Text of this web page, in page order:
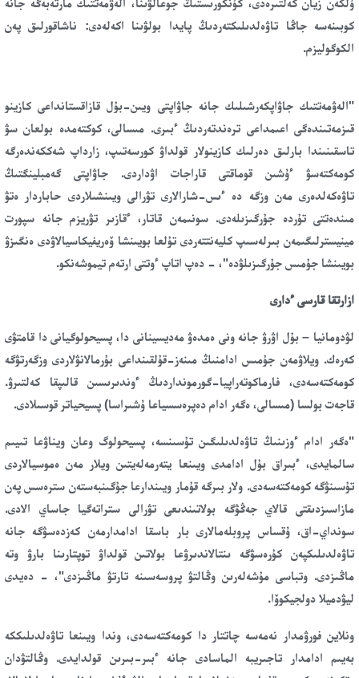
ۇلكەن زيان كەلتىرەدى، كۇنكورىستىڭ جوعالۋىنا، الەۋمەتتىك مارتەبەگە جانە
كوبىنەسە جاڭا تاۋەلدىلىكتەردىڭ پايدا بولۋىنا اكەلەدى: ناشاقورلىق پەن
الكوگوليزم.
"الەۋمەتتىك جاۋاپكەرشىلىك جانە جاۋاپتى ويىن-بۇل قازاقستانداعى كازينو
قىزمەتىندەگى اعىمداعى ترەندتەردىڭ ءبىرى. مىسالى، كوكتەمدە بولعان سۋ
تاسقىنىندا بارلىق دەرلىك كازينولار قولداۋ كورسەتىپ، زارداپ شەككەندەرگە
كومەكتەسۋ ءۇشىن قوماقتى قاراجات اۋداردى. جاۋاپتى گەمبلينگتىڭ
تاۋەكەلدەرى مەن وزگە دە ءىس-شارالارى تۋرالى ويىنشىلاردى حاباردار ەتۋ
مىندەتتى تۇردە جۇرگىزىلەدى. سونىمەن قاتار، ءقازىر تۋريزم جانە سپورت
مينيسترلىگىمەن بىرلەسىپ كليەنتتەردى تۇلعا بويىنشا ۆەريفيكاسيالاۋدى ەنگىزۋ
بويىنشا جۇمىس جۇرگىزىلۋدە"، - دەپ اتاپ ءوتتى ارتەم تيموشەنكو.
ازارتقا قارسى ءدارى
لۋدومانيا – بۇل اۋرۋ جانە ونى ەمدەۋ مەديسينانى دا، پسيحولوگيانى دا قامتۋى
كەرەك. ويلاۋمەن جۇمىس ادامنىڭ مىنەز-قۇلقىنداعى بۇرمالانۋلاردى وزگەرتۋگە
كومەكتەسەدى، فارماكوتەراپيا-گورمونداردىڭ ءوندىرىسىن قالىپقا كەلتىرۋ.
قاجەت بولسا (مىسالى، ەگەر ادام دەپرەسسياعا ۇشىراسا) پسيحياتر قوسىلادى.
"ەگەر ادام ءوزىنىڭ تاۋەلدىلىگىن تۇسىنسە، پسيحولوگ وعان ويناۋعا تىيىم
سالمايدى، ءبىراق بۇل ادامدى ويىنعا يتەرمەلەيتىن ويلار مەن ەموسيالاردى
تۇسىنۋگە كومەكتەسەدى. ولار بىرگە قۇمار ويىندارعا جۇگىنبەستەن سترەسس پەن
مازاسىزدىقتى قالاي جەڭۋگە بولاتىندىعى تۋرالى ستراتەگيا جاساي الادى.
سونداي-اق، ۇقساس پروبلەمالارى بار باسقا ادامدارمەن كەزدەسۋگە جانە
تاۋەلدىلىكپەن كۇرەسۋگە ىنتالاندىرۋعا بولاتىن قولداۋ توپتارىنا بارۋ وتە
ماڭىزدى. وتباسى مۇشەلەرىن وڭالتۋ پروسەسىنە تارتۋ ماڭىزدى"، - دەيدى
ليۋدميلا دولجيكوۆا.
ونلاين فورۋمدار نەمەسە چاتتار دا كومەكتەسەدى، وندا ويىنعا تاۋەلدىلىككە
بەيىم ادامدار تاجىريبە الماسادى جانە ءبىر-بىرىن قولدايدى. وڭالتۋدان